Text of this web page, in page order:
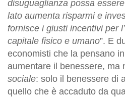
disuguaglianza possa
lato aumenta risparmi e
fornisce i giusti incentivi per
capitale fisico e umano”. E
economisti che la pensano
aumentare il benessere, ma
sociale: solo il benessere di
quello che è accaduto da